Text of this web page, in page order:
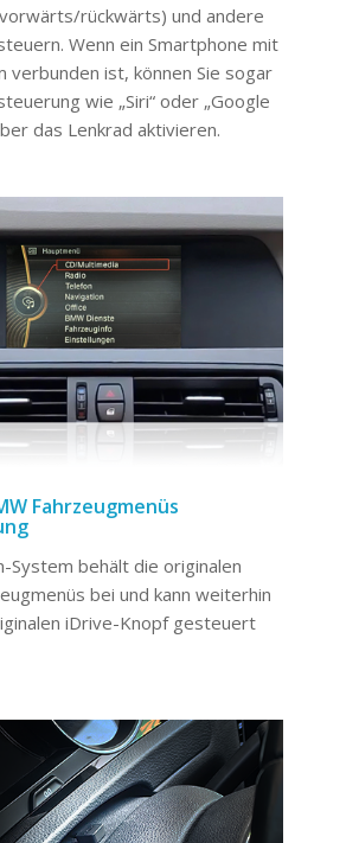
rückwärts) und andere
Wenn ein Smartphone mit
verbunden ist, können Sie sogar
wie „Siri“ oder „Google
das Lenkrad aktivieren.
Fahrzeugmenüs
System behält die originalen
bei und kann weiterhin
iDrive-Knopf gesteuert